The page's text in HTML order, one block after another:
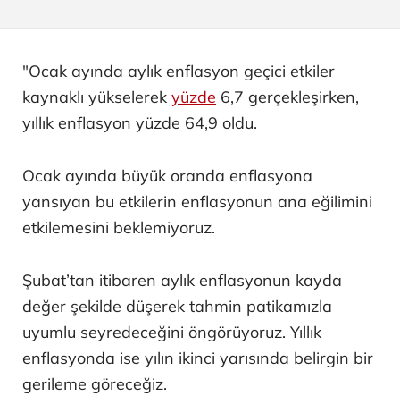
"Ocak ayında aylık enflasyon geçici etkiler
kaynaklı yükselerek yüzde 6,7 gerçekleşirken,
yıllık enflasyon yüzde 64,9 oldu.
Ocak ayında büyük oranda enflasyona
yansıyan bu etkilerin enflasyonun ana eğilimini
etkilemesini beklemiyoruz.
Şubat’tan itibaren aylık enflasyonun kayda
değer şekilde düşerek tahmin patikamızla
uyumlu seyredeceğini öngörüyoruz. Yıllık
enflasyonda ise yılın ikinci yarısında belirgin bir
gerileme göreceğiz.